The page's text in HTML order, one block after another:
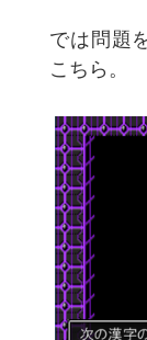
では問題
こちら。